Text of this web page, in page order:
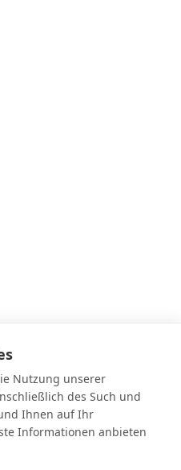
Nutzung unserer
des Such und
Ihnen auf Ihr
Informationen anbieten